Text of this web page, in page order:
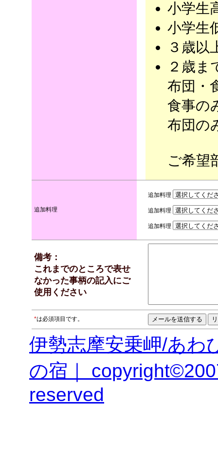
小学生
小学生
３歳以
２ 歳ま
布団
食事の
布団の
ご希望
追加料理
追加料理
追加料理
追加料理
備考：
これまでのところで表せ
なかった事柄の記入にご
使用ください
*は必須項目です。
伊勢志摩安乗岬/あわ
の宿｜
reserved